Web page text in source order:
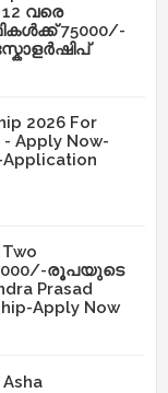
വരെ
75000/-
2026 For
Apply Now-
Two
രൂപയുടെ
Prasad
Apply Now